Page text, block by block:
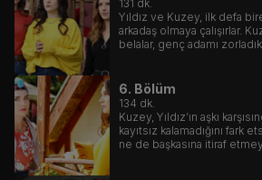
131 dk.
Yıldız ve Kuzey, ilk defa
arkadaş olmaya çalışırlar.
belalar, genç adamı
6. Bölüm
134 dk.
Kuzey, Yıldız’ın aşkı
kayıtsız kalamadığını fark
ne de başkasına itiraf